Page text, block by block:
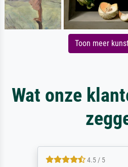
Toon meer
Wat onze
4.5 / 5